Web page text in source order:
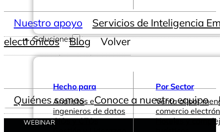
Soluciones
Hecho para
Analistas e
ingenieros de datos
CIOs y CTOs
Por Sector
Venta al por
comercio
Hoteles y
Nuestro apoyo
Servicios de Inteligencia
electrónicos
Blog Volver
Quiénes somos Conoce a nuestro equipo
WEBINAR